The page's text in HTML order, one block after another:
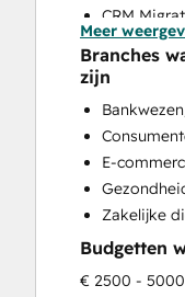
CRM
Full
HubSpot
Sales
Search
Website
Meer
Branches
zijn
E-
Zakelijke
Budgetten
€ 2500 - 5000